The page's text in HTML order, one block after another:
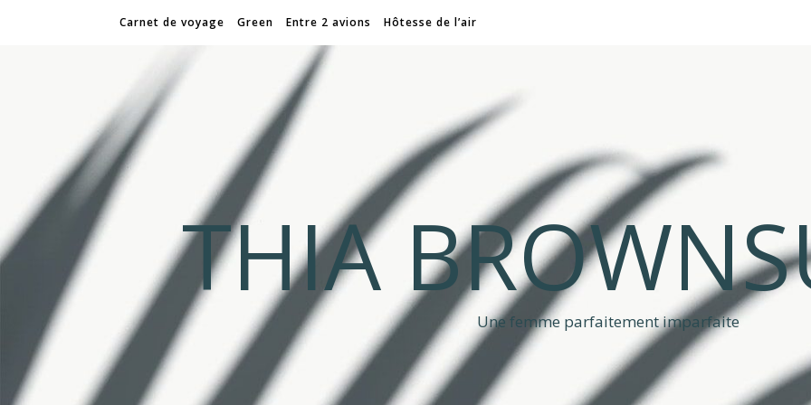
Carnet de voyage Green Entre 2 avions Hôtesse de l’air
THIA
Une femme parfaitement imparfaite